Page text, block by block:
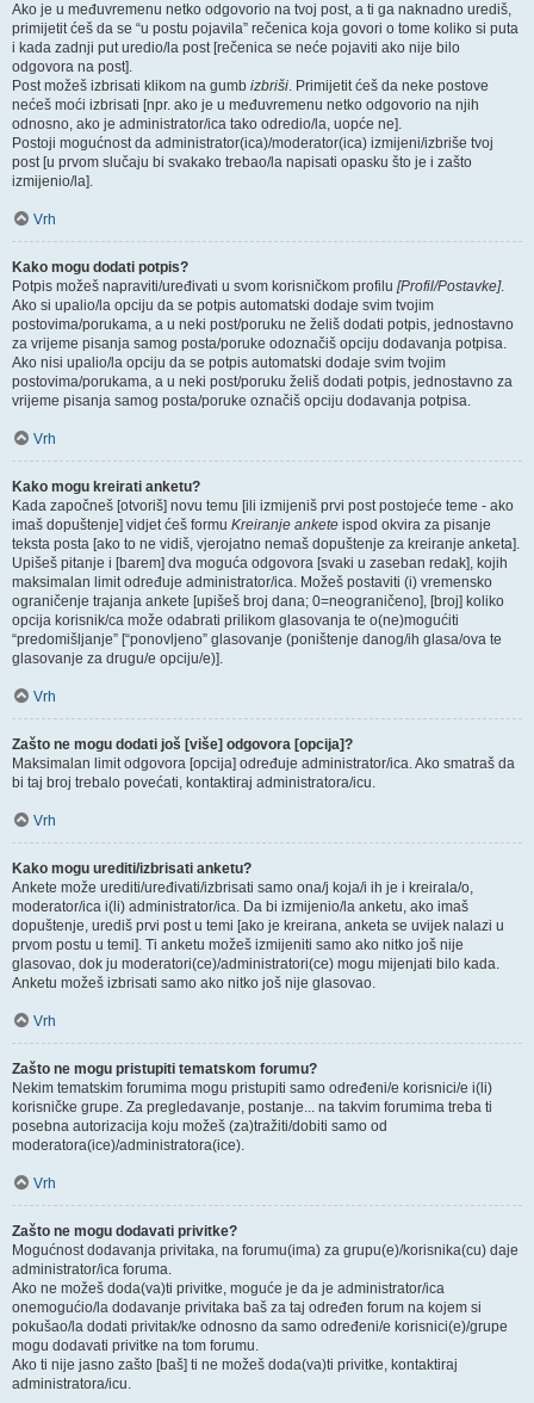
Ako je u međuvremenu netko odgovorio na tvoj post, a ti ga naknadno urediš,
primijetit ćeš da se “u postu pojavila” rečenica koja govori o tome koliko si puta
i kada zadnji put uredio/la post [rečenica se neće pojaviti ako nije bilo
odgovora na post].
Post možeš izbrisati klikom na gumb izbriši. Primijetit ćeš da neke postove
nećeš moći izbrisati [npr. ako je u međuvremenu netko odgovorio na njih
odnosno, ako je administrator/ica tako odredio/la, uopće ne].
Postoji mogućnost da administrator(ica)/moderator(ica) izmijeni/izbriše tvoj
post [u prvom slučaju bi svakako trebao/la napisati opasku što je i zašto
izmijenio/la].
Vrh
Kako mogu dodati potpis?
Potpis možeš napraviti/uređivati u svom korisničkom profilu [Profil/Postavke].
Ako si upalio/la opciju da se potpis automatski dodaje svim tvojim
postovima/porukama, a u neki post/poruku ne želiš dodati potpis, jednostavno
za vrijeme pisanja samog posta/poruke odoznačiš opciju dodavanja potpisa.
Ako nisi upalio/la opciju da se potpis automatski dodaje svim tvojim
postovima/porukama, a u neki post/poruku želiš dodati potpis, jednostavno za
vrijeme pisanja samog posta/poruke označiš opciju dodavanja potpisa.
Vrh
Kako mogu kreirati anketu?
Kada započneš [otvoriš] novu temu [ili izmijeniš prvi post postojeće teme - ako
imaš dopuštenje] vidjet ćeš formu Kreiranje ankete ispod okvira za pisanje
teksta posta [ako to ne vidiš, vjerojatno nemaš dopuštenje za kreiranje anketa].
Upišeš pitanje i [barem] dva moguća odgovora [svaki u zaseban redak], kojih
maksimalan limit određuje administrator/ica. Možeš postaviti (i) vremensko
ograničenje trajanja ankete [upišeš broj dana; 0=neograničeno], [broj] koliko
opcija korisnik/ca može odabrati prilikom glasovanja te o(ne)mogućiti
“predomišljanje” [“ponovljeno” glasovanje (poništenje danog/ih glasa/ova te
glasovanje za drugu/e opciju/e)].
Vrh
Zašto ne mogu dodati još [više] odgovora [opcija]?
Maksimalan limit odgovora [opcija] određuje administrator/ica. Ako smatraš da
bi taj broj trebalo povećati, kontaktiraj administratora/icu.
Vrh
Kako mogu urediti/izbrisati anketu?
Ankete može urediti/uređivati/izbrisati samo ona/j koja/i ih je i kreirala/o,
moderator/ica i(li) administrator/ica. Da bi izmijenio/la anketu, ako imaš
dopuštenje, urediš prvi post u temi [ako je kreirana, anketa se uvijek nalazi u
prvom postu u temi]. Ti anketu možeš izmijeniti samo ako nitko još nije
glasovao, dok ju moderatori(ce)/administratori(ce) mogu mijenjati bilo kada.
Anketu možeš izbrisati samo ako nitko još nije glasovao.
Vrh
Zašto ne mogu pristupiti tematskom forumu?
Nekim tematskim forumima mogu pristupiti samo određeni/e korisnici/e i(li)
korisničke grupe. Za pregledavanje, postanje... na takvim forumima treba ti
posebna autorizacija koju možeš (za)tražiti/dobiti samo od
moderatora(ice)/administratora(ice).
Vrh
Zašto ne mogu dodavati privitke?
Mogućnost dodavanja privitaka, na forumu(ima) za grupu(e)/korisnika(cu) daje
administrator/ica foruma.
Ako ne možeš doda(va)ti privitke, moguće je da je administrator/ica
onemogućio/la dodavanje privitaka baš za taj određen forum na kojem si
pokušao/la dodati privitak/ke odnosno da samo određeni/e korisnici(e)/grupe
mogu dodavati privitke na tom forumu.
Ako ti nije jasno zašto [baš] ti ne možeš doda(va)ti privitke, kontaktiraj
administratora/icu.